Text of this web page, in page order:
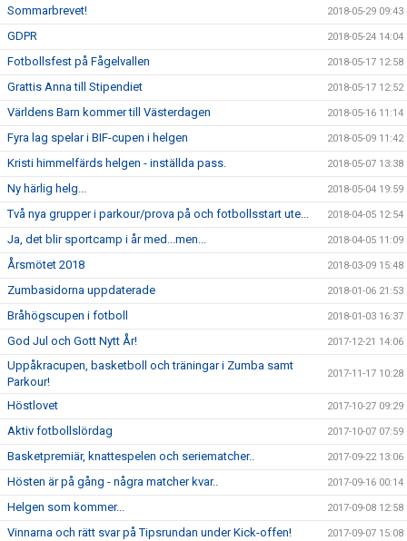
Sommarbrevet! 2018-05-29 09:43
GDPR 2018-05-24 14:04
Fotbollsfest på Fågelvallen 2018-05-17 12:58
Grattis Anna till Stipendiet 2018-05-17 12:52
Världens Barn kommer till Västerdagen 2018-05-16 11:14
Fyra lag spelar i BIF-cupen i helgen 2018-05-09 11:42
Kristi himmelfärds helgen - inställda pass. 2018-05-07 13:38
Ny härlig helg... 2018-05-04 19:59
Två nya grupper i parkour/prova på och fotbollsstart ute... 2018-04-05 12:54
Ja, det blir sportcamp i år med...men... 2018-04-05 11:09
Årsmötet 2018 2018-03-09 15:48
Zumbasidorna uppdaterade 2018-01-06 21:53
Bråhögscupen i fotboll 2018-01-03 16:37
God Jul och Gott Nytt År! 2017-12-21 14:06
Uppåkracupen, basketboll och träningar i Zumba samt
Parkour!
2017-11-17 10:28
Höstlovet 2017-10-27 09:29
Aktiv fotbollslördag 2017-10-07 07:59
Basketpremiär, knattespelen och seriematcher.. 2017-09-22 13:06
Hösten är på gång - några matcher kvar.. 2017-09-16 00:14
Helgen som kommer... 2017-09-08 12:58
Vinnarna och rätt svar på Tipsrundan under Kick-offen! 2017-09-07 15:08